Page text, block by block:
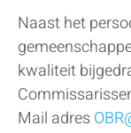
Naast het
kwaliteit
Mail adres